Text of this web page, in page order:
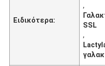
Ειδικότερα:
,
SSL
,